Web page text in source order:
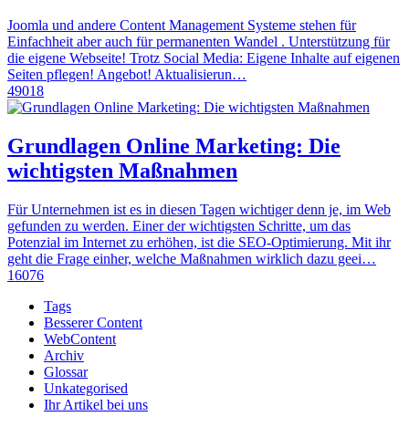
Joomla und andere Content Management Systeme stehen für
Einfachheit aber auch für permanenten Wandel . Unterstützung für
die eigene Webseite! Trotz Social Media: Eigene Inhalte auf eigenen
Seiten pflegen! Angebot! Aktualisierun…
49018
Grundlagen Online Marketing: Die
wichtigsten Maßnahmen
Für Unternehmen ist es in diesen Tagen wichtiger denn je, im Web
gefunden zu werden. Einer der wichtigsten Schritte, um das
Potenzial im Internet zu erhöhen, ist die SEO-Optimierung. Mit ihr
geht die Frage einher, welche Maßnahmen wirklich dazu geei…
16076
Tags
Besserer Content
WebContent
Archiv
Glossar
Unkategorised
Ihr Artikel bei uns